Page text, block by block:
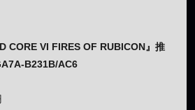
CORE VI FIRES OF RUBICON』推
B231B/AC6